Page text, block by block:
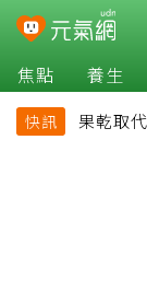
焦點 養生
快訊
果乾取